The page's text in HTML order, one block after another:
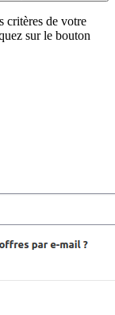
critères de votre
sur le bouton